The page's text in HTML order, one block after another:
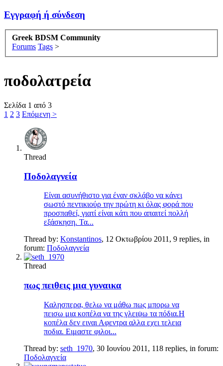
Εγγραφή ή σύνδεση
Greek BDSM Community
Forums Tags >
ποδολατρεία
Σελίδα 1 από 3
1 2 3 Επόμενη >
Thread
Ποδολαγνεία
Είναι ασυνήθιστο για έναν σκλάβο να κάνει
σωστό πεντικιούρ την πρώτη κι όλας φορά που
προσπαθεί, γιατί είναι κάτι που απαιτεί πολλή
εξάσκηση. Τα...
Thread by: Konstantinos, 12 Οκτωβρίου 2011 , 9 replies, in
forum: Ποδολαγνεία
Thread
πως πειθεις μια γυναικα
Καλησπερα, θελω να μάθω πως μπορω να
πεισω μια κοπέλα να της γλειψω τα πόδια.Η
κοπέλα δεν ειναι Αφεντρα αλλα εχει τελεια
ποδια. Ειμαστε φιλοι...
Thread by: seth_1970, 30 Ιουνίου 2011 , 118 replies, in forum:
Ποδολαγνεία